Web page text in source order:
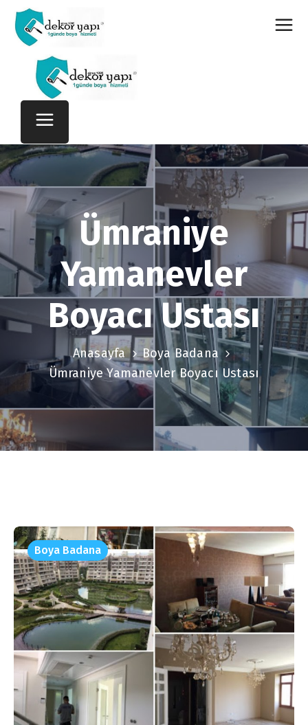
Ümraniye
Yamanevler
Boyacı Ustası
Anasayfa
Boya Badana
Ümraniye Yamanevler Boyacı Ustası
Boya Badana